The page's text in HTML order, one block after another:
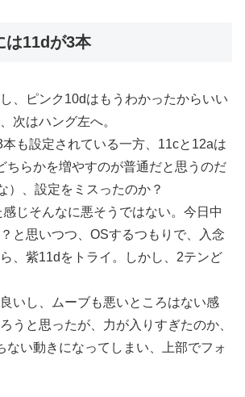
は11dが3本
、ピンク10dはもうわかったからいい
次はハング左へ。
も設定されている一方、11cと12aは
ちらかを増やすのが普通だと思うのだ
）、設定をミスったのか？
じそんなに悪そうではない。今日中
と思いつつ、OSするつもりで、入念
、紫11dをトライ。しかし、2テンど
いし、ムーブも悪いところはない感
うと思ったが、力が入りすぎたのか、
ない動きになってしまい、上部でフォ